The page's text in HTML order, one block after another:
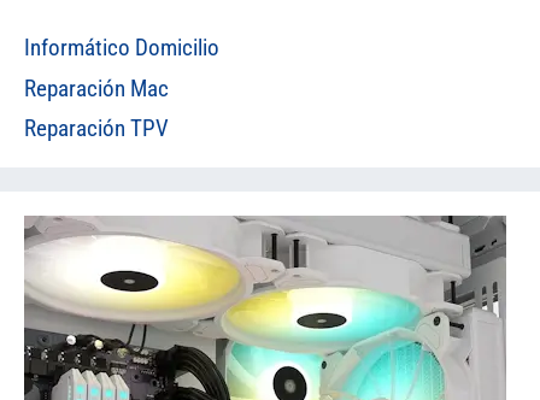
Informático Domicilio
Reparación Mac
Reparación TPV